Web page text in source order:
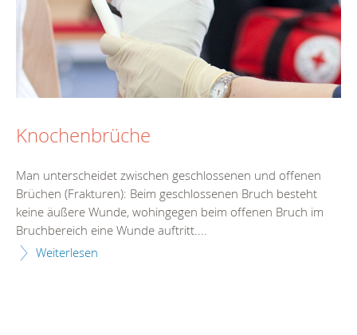
Knochenbrüche
Man unterscheidet zwischen geschlossenen und offenen
Brüchen (Frakturen): Beim geschlossenen Bruch besteht
keine äußere Wunde, wohingegen beim offenen Bruch im
Bruchbereich eine Wunde auftritt....
Weiterlesen